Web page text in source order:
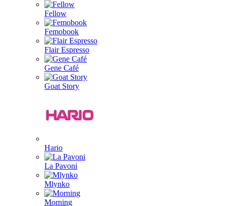
Fellow
Femobook
Flair Espresso
Gene Café
Goat Story
Hario
La Pavoni
Mlynko
Morning